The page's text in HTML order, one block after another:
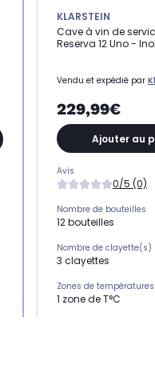
KLARSTEIN
Cave à vin de
Reserva 12 Uno -
Vendu et expédié par
229,99€
Ajouter au
Avis
0/5 (0)
Nombre de bouteilles
12 bouteilles
Nombre de clayette(s)
3 clayettes
Zones de températures
1 zone de T°C